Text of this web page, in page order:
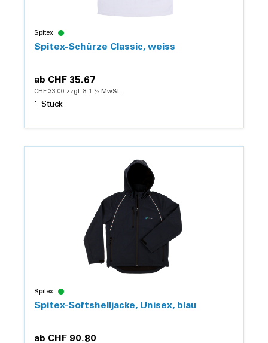
Spitex
Spitex-Schürze Classic, weiss
ab CHF 35.67
CHF 33.00 zzgl. 8.1 % MwSt.
1 Stück
Details
Spitex
Spitex-Softshelljacke, Unisex, blau
ab CHF 90.80